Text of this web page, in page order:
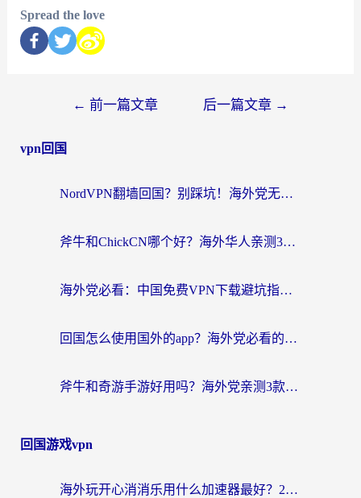
Spread the love
← 前一篇文章 后一篇文章 →
vpn回国
NordVPN翻墙回国？别踩坑！海外党无缝访问国内资源的真实指南
斧牛和ChickCN哪个好？海外华人亲测3款回国加速器+免费试用攻略
海外党必看：中国免费VPN下载避坑指南 + 无缝访问国内资源的终极方案
回国怎么使用国外的app？海外党必看的无缝访问国内资源全攻略
斧牛和奇游手游好用吗？海外党亲测3款回国加速器，选对才能无缝刷国内资源
回国游戏vpn
海外玩开心消消乐用什么加速器最好？2026真实体验指南，告别延迟卡顿